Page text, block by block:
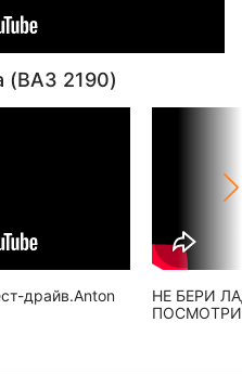
(ВАЗ 2190)
драйв.Anton
НЕ БЕРИ